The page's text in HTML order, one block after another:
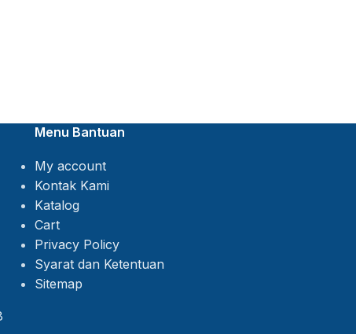
Menu Bantuan
My account
Kontak Kami
Katalog
Cart
Privacy Policy
Syarat dan Ketentuan
Sitemap